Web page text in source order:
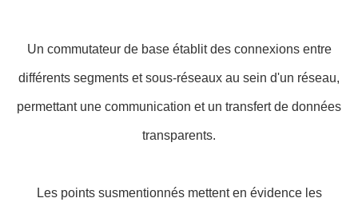
Un commutateur de base établit des connexions entre
différents segments et sous-réseaux au sein d'un réseau,
permettant une communication et un transfert de données
transparents.
Les points susmentionnés mettent en évidence les